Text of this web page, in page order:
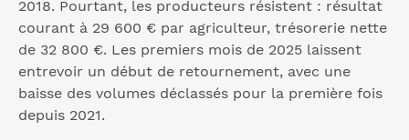
2018. Pourtant, les producteurs résistent : résultat
courant à 29 600 € par agriculteur, trésorerie nette
de 32 800 €. Les premiers mois de 2025 laissent
entrevoir un début de retournement, avec une
baisse des volumes déclassés pour la première fois
depuis 2021.